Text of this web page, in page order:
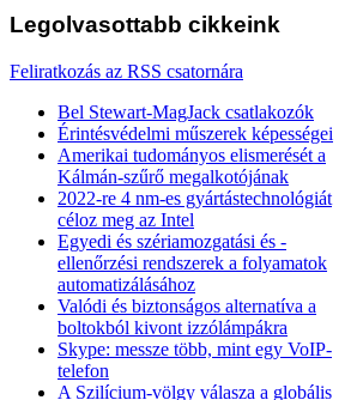
Legolvasottabb cikkeink
Feliratkozás az RSS csatornára
Bel Stewart-MagJack csatlakozók
Érintésvédelmi műszerek képességei
Amerikai tudományos elismerését a
Kálmán-szűrő megalkotójának
2022-re 4 nm-es gyártástechnológiát
céloz meg az Intel
Egyedi és szériamozgatási és -
ellenőrzési rendszerek a folyamatok
automatizálásához
Valódi és biztonságos alternatíva a
boltokból kivont izzólámpákra
Skype: messze több, mint egy VoIP-
telefon
A Szilícium-völgy válasza a globális